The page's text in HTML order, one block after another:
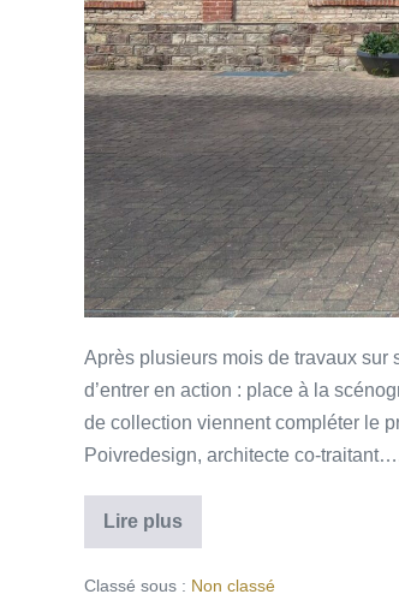
Après plusieurs mois de travaux sur
d’entrer en action : place à la
de collection viennent compléter le
Poivredesign, architecte co-
Lire plus
Classé sous : Non classé